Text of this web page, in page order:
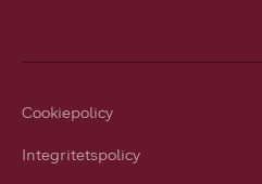
Cookiepolicy
Integritetspolicy